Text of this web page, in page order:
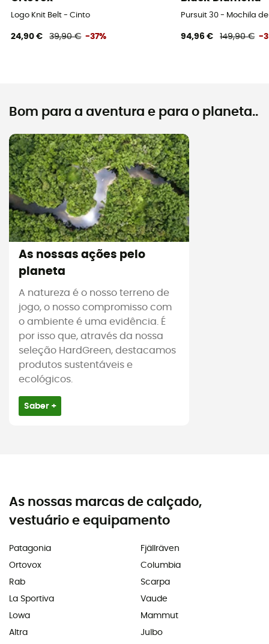
Logo Knit Belt - Cinto
24,90 € 39,90 € -37%
Pursuit 30 - Mochila
94,96 € 149,90 € -
Bom para a aventura e para o planeta..
As nossas ações pelo
planeta
A natureza é o nosso terreno de
jogo, o nosso compromisso com
o ambiente é uma evidência. É
por isso que, através da nossa
seleção HardGreen, destacamos
produtos sustentáveis e
ecológicos.
Saber +
As nossas marcas de calçado,
vestuário e equipamento
Patagonia
Ortovox
Rab
La Sportiva
Lowa
Altra
Fjällräven
Columbia
Scarpa
Vaude
Mammut
Julbo